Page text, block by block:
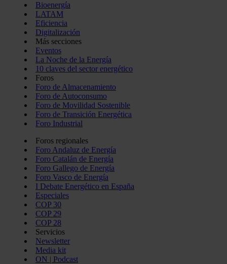
Bioenergía
LATAM
Eficiencia
Digitalización
Más secciones
Eventos
La Noche de la Energía
10 claves del sector energético
Foros
Foro de Almacenamiento
Foro de Autoconsumo
Foro de Movilidad Sostenible
Foro de Transición Energética
Foro Industrial
Foros regionales
Foro Andaluz de Energía
Foro Catalán de Energía
Foro Gallego de Energía
Foro Vasco de Energía
I Debate Energético en España
Especiales
COP 30
COP 29
COP 28
Servicios
Newsletter
Media kit
ON | Podcast